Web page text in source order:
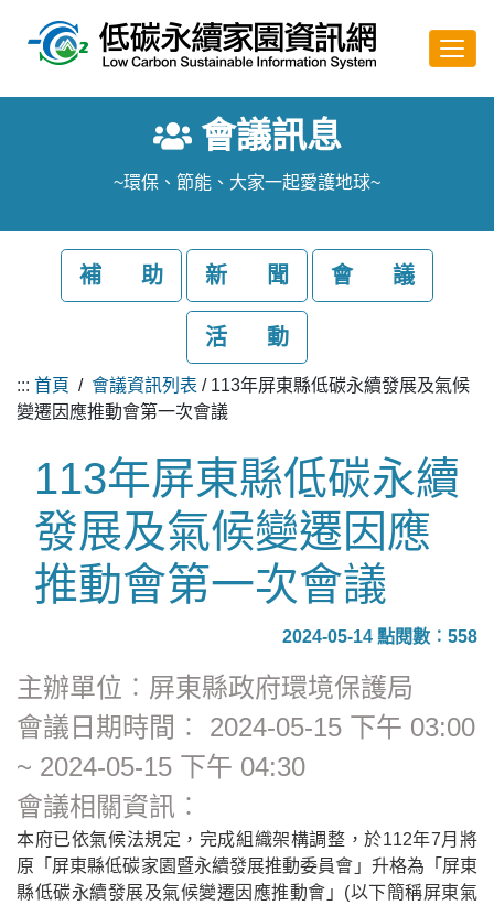
會議訊息
~環保、節能、大家一起愛護地球~
補 助 新 聞 會 議
活 動
::: 首頁 / 會議資訊列表 / 113年屏東縣低碳永續發展及氣候
變遷因應推動會第一次會議
113年屏東縣低碳永續
發展及氣候變遷因應
推動會第一次會議
2024-05-14 點閱數︰558
主辦單位︰屏東縣政府環境保護局
會議日期時間︰ 2024-05-15 下午 03:00
~ 2024-05-15 下午 04:30
會議相關資訊︰
本府已依氣候法規定，完成組織架構調整，於112年7月將
原「屏東縣低碳家園暨永續發展推動委員會」升格為「屏東
縣低碳永續發展及氣候變遷因應推動會」(以下簡稱屏東氣